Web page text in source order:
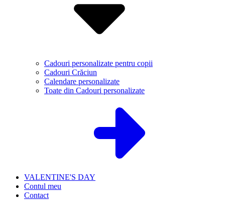
Cadouri personalizate pentru copii
Cadouri Crăciun
Calendare personalizate
Toate din Cadouri personalizate
VALENTINE'S DAY
Contul meu
Contact